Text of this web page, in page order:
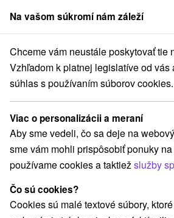
člen skupinySorger
Jesenné pobyty Západné Slovensko
Jesenné pobyty v
Kategórie
Všetky kategórie
Pobyty so zľavou
Wellness pobyty(3) Víkendové
Seniorské pobyty
Na vašom súkromí nám záleží
Chceme vám neustále poskytovať tie
Vzhľadom k platnej legislatíve od vás
súhlas s používaním súborov cookies.
Viac o personalizácii a meraní
Aby sme vedeli, čo sa deje na
sme vám mohli prispôsobiť ponuky
používame cookies a taktiežslužby
Čo sú cookies?
Cookies sú malé textové súbory,